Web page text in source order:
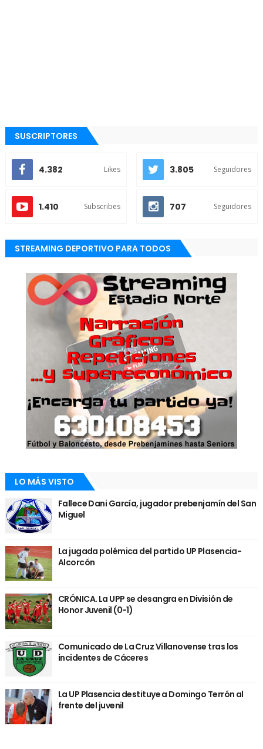
SUSCRIPTORES
4.382 Likes 3.805 Seguidores
1.410 Subscribes 707 Seguidores
STREAMING DEPORTIVO PARA TODOS
LO MÁS VISTO
Fallece Dani García, jugador prebenjamín del San
Miguel
La jugada polémica del partido UP Plasencia-
Alcorcón
CRÓNICA. La UPP se desangra en División de
Honor Juvenil (0-1)
Comunicado de La Cruz Villanovense tras los
incidentes de Cáceres
La UP Plasencia destituye a Domingo Terrón al
frente del juvenil